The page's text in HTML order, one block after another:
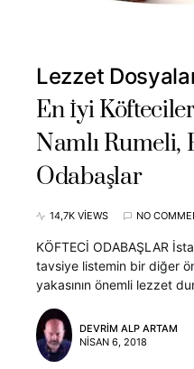
Lezzet
En İyi
Namlı Rumeli,
Odabaşlar
14,7K VIEWS NO
KÖFTECİ ODABAŞLAR
tavsiye listemin bir diğer
yakasının önemli lezzet
DEVRIM ALP ARTAM
NISAN 6, 2018